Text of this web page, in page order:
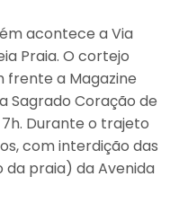
acontece a Via
Praia. O cortejo
frente a Magazine
Sagrado Coração de
Durante o trajeto
com interdição das
da praia) da Avenida